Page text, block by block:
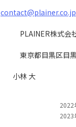
contact@plainer.co.jp
PLAINER株式会
東京都目黒区目
小林 大
2022
2023